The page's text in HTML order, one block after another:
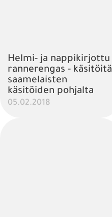
Helmi- ja nappikirjottu
rannerengas - käsitöitä
saamelaisten
käsitöiden pohjalta
05.02.2018